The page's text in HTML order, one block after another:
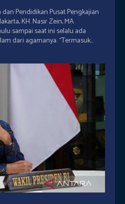
dan Pendidikan Pusat Pengkajian
KH. Nasir Zein, MA
sampai saat ini selalu ada
upaya menjauhkan umat Islam dari agamanya. “Termasuk...